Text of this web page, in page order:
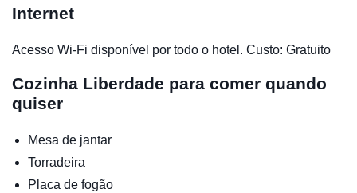
Internet
Acesso Wi-Fi disponível por todo o hotel. Custo: Gratuito
Cozinha Liberdade para comer quando
quiser
Mesa de jantar
Torradeira
Placa de fogão